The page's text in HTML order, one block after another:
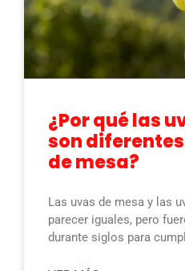
¿Por qué las
son
de mesa?
Las uvas de mesa y las
parecer iguales, pero
durante siglos para